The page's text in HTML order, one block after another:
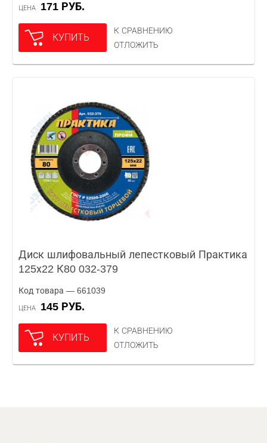
ЦЕНА 171 РУБ.
КУПИТЬ
К СРАВНЕНИЮ
ОТЛОЖИТЬ
Диск шлифовальный лепестковый Практика
125х22 К80 032-379
Код товара — 661039
ЦЕНА 145 РУБ.
КУПИТЬ
К СРАВНЕНИЮ
ОТЛОЖИТЬ